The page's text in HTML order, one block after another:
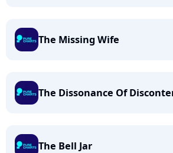
The Missing Wife
The Dissonance Of
The Bell Jar